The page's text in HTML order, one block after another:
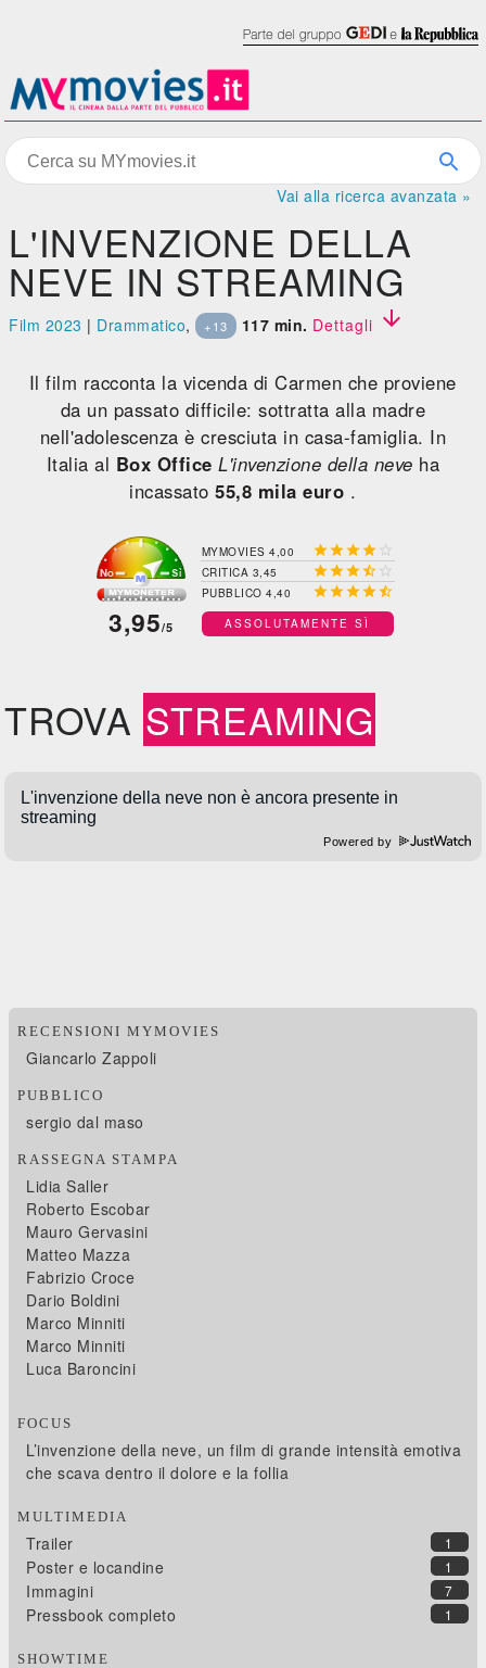
Vai alla ricerca avanzata »
L'INVENZIONE DELLA
NEVE IN STREAMING
Film 2023 | Drammatico, +13 117 min. Dettagli 
Il film racconta la vicenda di Carmen che proviene
da un passato difficile: sottratta alla madre
nell'adolescenza è cresciuta in casa-famiglia. In
Italia al Box Office L'invenzione della neve ha
incassato55,8 mila euro .
3,95/5
MYMOVIES 4,00  
CRITICA 3,45  
PUBBLICO 4,40 
ASSOLUTAMENTE SÌ
TROVA STREAMING
Powered by
RECENSIONI MYMOVIES
Giancarlo Zappoli
PUBBLICO
sergio dal maso
RASSEGNA STAMPA
Lidia Saller
Roberto Escobar
Mauro Gervasini
Matteo Mazza
Fabrizio Croce
Dario Boldini
Marco Minniti
Marco Minniti
Luca Baroncini
FOCUS
L’invenzione della neve, un film di grande intensità emotiva
che scava dentro il dolore e la follia
MULTIMEDIA
1
Trailer
1
Poster e locandine
7
Immagini
1
Pressbook completo
SHOWTIME